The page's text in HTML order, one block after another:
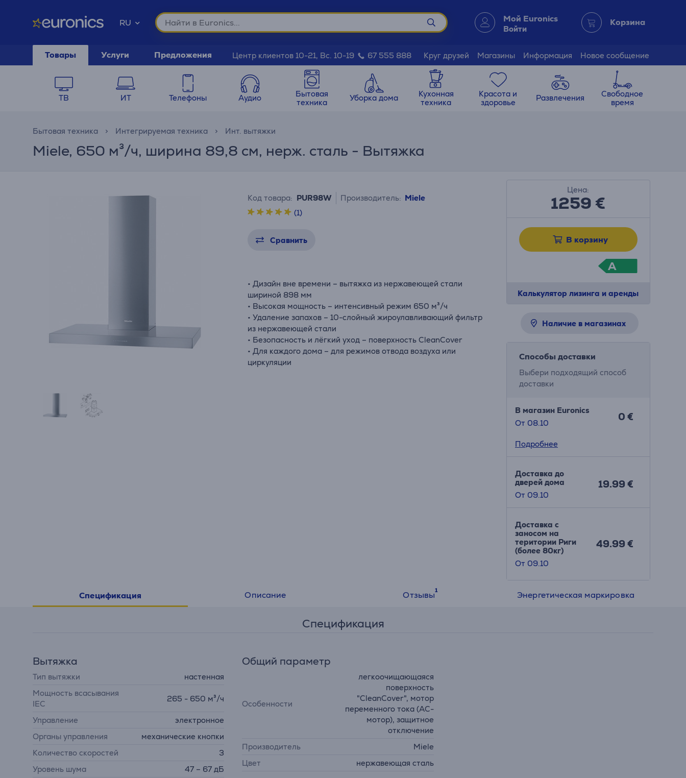
RU Мой Euronics
Войти
Корзина
Товары Услуги Предложения Центр клиентов 10-21, Вс. 10-19 67 555 888 Круг друзей Магазины Информация Новое сообщение
ТВ ИТ Телефоны Аудио
Бытовая
техника
Уборка дома
Кухонная
техника
Красота и
здоровье
Развлечения
Свободное
время
Бытовая техника Интегрируемая техника Инт. вытяжки
Miele, 650 м³/ч, ширина 89,8 см, нерж. сталь - Вытяжка
Код товара: PUR98W Производитель: Miele
(1)
Сравнить
• Дизайн вне времени – вытяжка из нержавеющей стали
шириной 898 мм
• Высокая мощность – интенсивный режим 650 м³/ч
• Удаление запахов – 10-слойный жироулавливающий фильтр
из нержавеющей стали
• Безопасность и лёгкий уход – поверхность CleanCover
• Для каждого дома – для режимов отвода воздуха или
циркуляции
Цена:
1259 €
В корзину
A
Калькулятор лизинга и аренды
Наличие в магазинах
Способы доставки
Выбери подходящий способ
доставки
В магазин Euronics
От 08.10
0 €
Подробнее
Доставка до
дверей дома
От 09.10
19.99 €
Доставка с
заносом на
територии Риги
(более 80кг)
От 09.10
49.99 €
Спецификация Описание Отзывы Энергетическая маркировка
Спецификация
Вытяжка
Тип вытяжки
настенная
Мощность всасывания
IEC
265 - 650 м³/ч
Управление
электронное
Органы управления
механические кнопки
Количество скоростей
3
Уровень шума
47 – 67 дБ
Общий параметр
Особенности
легкоочищающаяся
поверхность
"CleanCover", мотор
переменного тока (АС-
мотор), защитное
отключение
Производитель
Miele
Цвет
нержавеющая сталь